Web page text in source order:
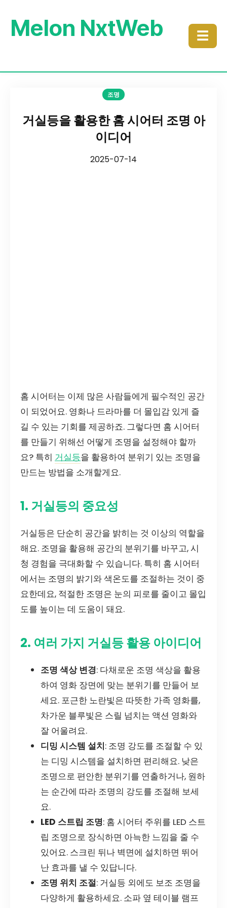
Melon NxtWeb ☰
조명
거실등을 활용한 홈 시어터 조명 아
이디어
2025-07-14
홈 시어터는 이제 많은 사람들에게 필수적인 공간
이 되었어요. 영화나 드라마를 더 몰입감 있게 즐
길 수 있는 기회를 제공하죠. 그렇다면 홈 시어터
를 만들기 위해선 어떻게 조명을 설정해야 할까
요? 특히 거실등을 활용하여 분위기 있는 조명을
만드는 방법을 소개할게요.
1. 거실등의 중요성
거실등은 단순히 공간을 밝히는 것 이상의 역할을
해요. 조명을 활용해 공간의 분위기를 바꾸고, 시
청 경험을 극대화할 수 있습니다. 특히 홈 시어터
에서는 조명의 밝기와 색온도를 조절하는 것이 중
요한데요, 적절한 조명은 눈의 피로를 줄이고 몰입
도를 높이는 데 도움이 돼요.
2. 여러 가지 거실등 활용 아이디어
조명 색상 변경: 다채로운 조명 색상을 활용
하여 영화 장면에 맞는 분위기를 만들어 보
세요. 포근한 노란빛은 따뜻한 가족 영화를,
차가운 블루빛은 스릴 넘치는 액션 영화와
잘 어울려요.
디밍 시스템 설치: 조명 강도를 조절할 수 있
는 디밍 시스템을 설치하면 편리해요. 낮은
조명으로 편안한 분위기를 연출하거나, 원하
는 순간에 따라 조명의 강도를 조절해 보세
요.
LED 스트립 조명: 홈 시어터 주위를 LED 스트
립 조명으로 장식하면 아늑한 느낌을 줄 수
있어요. 스크린 뒤나 벽면에 설치하면 뛰어
난 효과를 낼 수 있답니다.
조명 위치 조절: 거실등 외에도 보조 조명을
다양하게 활용하세요. 소파 옆 테이블 램프